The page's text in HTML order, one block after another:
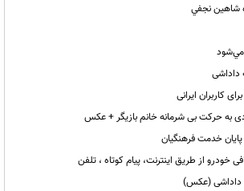
شاهين نجفي
داداشی
به حرکت بی شرمانه خانم بازیگر + عکس
خودرو از طریق اینترنت، پیام کوتاه ، تلفن
داداشی (عکس)